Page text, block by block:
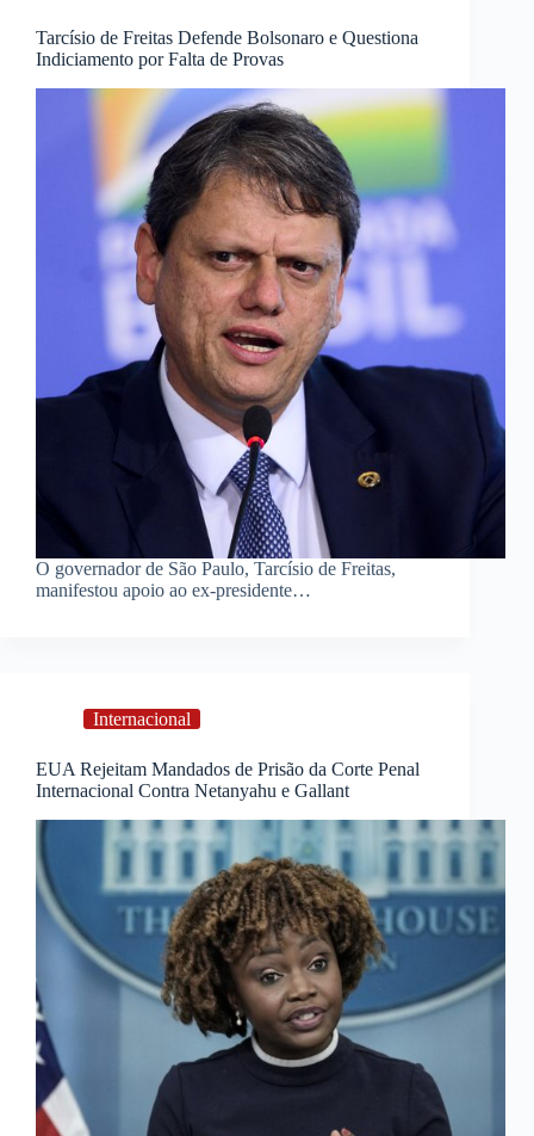
Tarcísio de Freitas Defende Bolsonaro e Questiona
Indiciamento por Falta de Provas
O governador de São Paulo, Tarcísio de Freitas,
manifestou apoio ao ex-presidente…
Internacional
EUA Rejeitam Mandados de Prisão da Corte Penal
Internacional Contra Netanyahu e Gallant